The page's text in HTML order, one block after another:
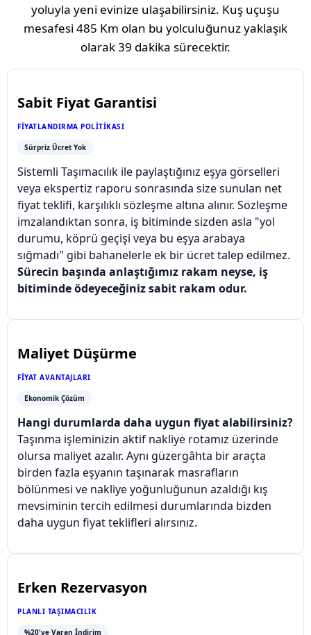
yoluyla yeni evinize ulaşabilirsiniz. Kuş uçuşu
mesafesi 485 Km olan bu yolculuğunuz yaklaşık
olarak39 dakika sürecektir.
Sabit Fiyat Garantisi
FIYATLANDIRMA POLITIKASI
Sürpriz Ücret Yok
Sistemli Taşımacılık ile paylaştığınız eşya görselleri
veya ekspertiz raporu sonrasında size sunulan net
fiyat teklifi, karşılıklı sözleşme altına alınır. Sözleşme
imzalandıktan sonra, iş bitiminde sizden asla "yol
durumu, köprü geçişi veya bu eşya arabaya
sığmadı" gibi bahanelerle ek bir ücret talep edilmez.
Sürecin başında anlaştığımız rakam neyse, iş
bitiminde ödeyeceğiniz sabit rakam odur.
Maliyet Düşürme
FIYAT AVANTAJLARI
Ekonomik Çözüm
Hangi durumlarda daha uygun fiyat alabilirsiniz?
Taşınma işleminizin aktif nakliye rotamız üzerinde
olursa maliyet azalır. Aynı güzergâhta bir araçta
birden fazla eşyanın taşınarak masrafların
bölünmesi ve nakliye yoğunluğunun azaldığı kış
mevsiminin tercih edilmesi durumlarında bizden
daha uygun fiyat teklifleri alırsınız.
Erken Rezervasyon
PLANLI TAŞIMACILIK
%20'ye Varan İndirim